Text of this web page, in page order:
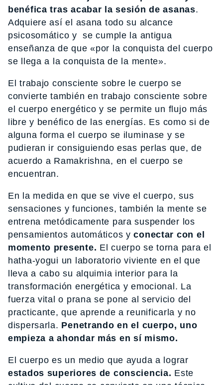
benéfica tras acabar la sesión de asanas.
Adquiere así el asana todo su alcance
psicosomático y se cumple la antigua
enseñanza de que «por la conquista del cuerpo
se llega a la conquista de la mente».
El trabajo consciente sobre le cuerpo se
convierte también en trabajo consciente sobre
el cuerpo energético y se permite un flujo más
libre y benéfico de las energías. Es como si de
alguna forma el cuerpo se iluminase y se
pudieran ir consiguiendo esas perlas que, de
acuerdo a Ramakrishna, en el cuerpo se
encuentran.
En la medida en que se vive el cuerpo, sus
sensaciones y funciones, también la mente se
entrena metódicamente para suspender los
pensamientos automáticos yconectar con el
momento presente. El cuerpo se torna para el
hatha-yogui un laboratorio viviente en el que
lleva a cabo su alquimia interior para la
transformación energética y emocional. La
fuerza vital o prana se pone al servicio del
practicante, que aprende a reunificarla y no
dispersarla. Penetrando en el cuerpo, uno
empieza a ahondar más en sí mismo.
El cuerpo es un medio que ayuda a lograr
estados superiores de consciencia. Este